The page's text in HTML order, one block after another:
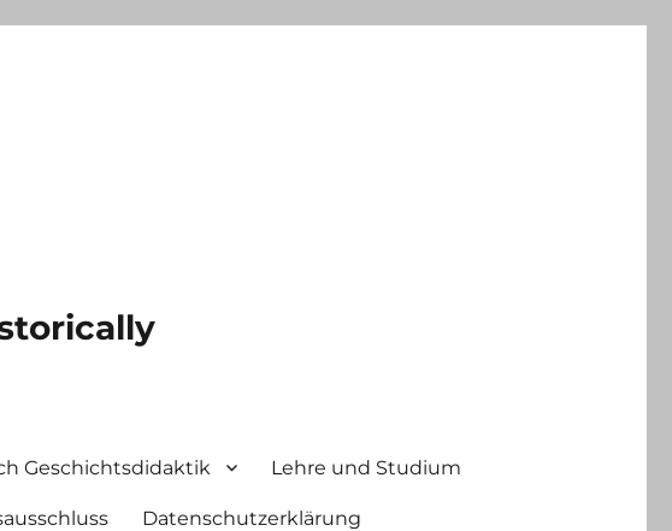
Geschichtsdidaktik Lehre und Studium
Datenschutzerklärung